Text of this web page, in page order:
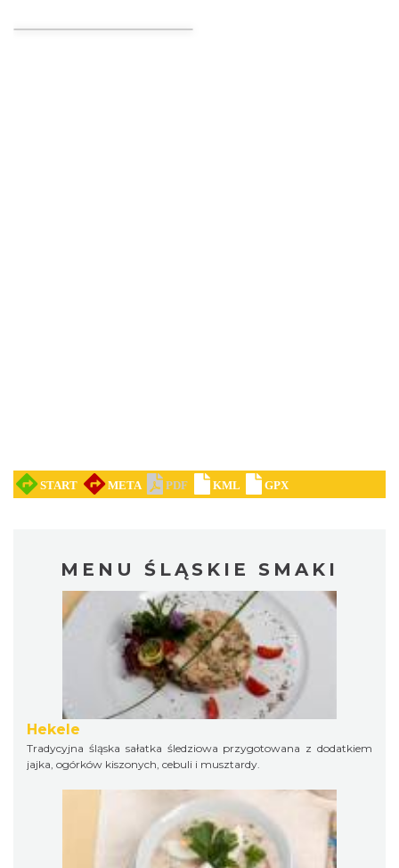
MENU ŚLĄSKIE SMAKI
Hekele
Tradycyjna śląska sałatka śledziowa przygotowana z dodatkiem
jajka, ogórków kiszonych, cebuli i musztardy.